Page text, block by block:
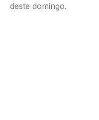
deste domingo.